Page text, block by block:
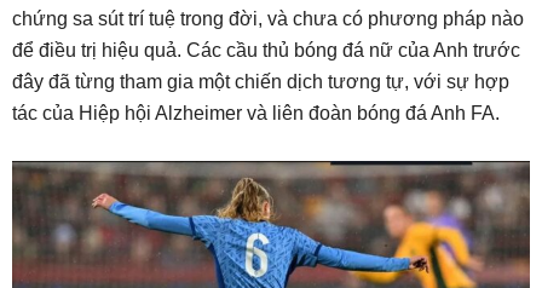
chứng sa sút trí tuệ trong đời, và chưa có phương pháp nào
để điều trị hiệu quả. Các cầu thủ bóng đá nữ của Anh trước
đây đã từng tham gia một chiến dịch tương tự, với sự hợp
tác của Hiệp hội Alzheimer và liên đoàn bóng đá Anh FA.